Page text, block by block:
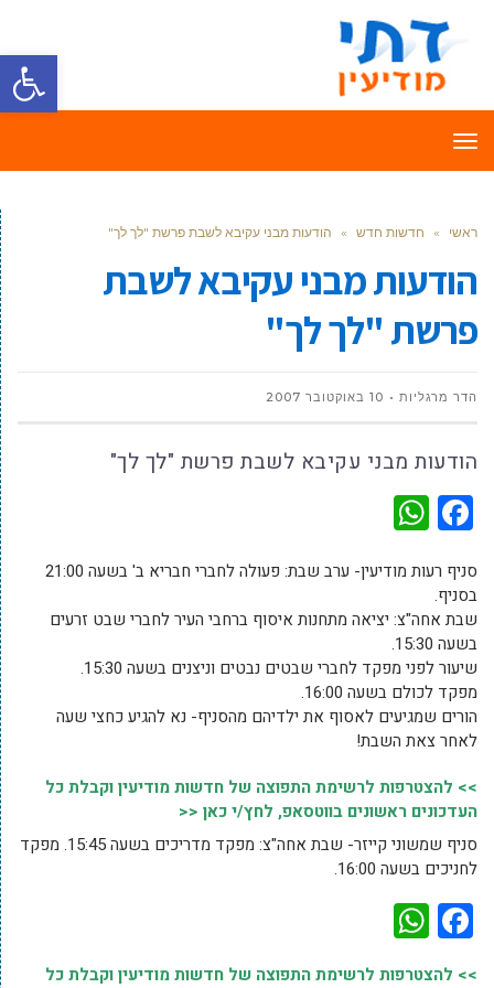
פתח
תפריט
ראשי » חדשות חדש » הודעות מבני עקיבא לשבת פרשת "לך לך"
הודעות מבני עקיבא לשבת
פרשת "לך לך"
הדר מרגליות 10 באוקטובר 2007
הודעות מבני עקיבא לשבת פרשת "לך לך"
Facebook
סניף רעות מודיעין- ערב שבת: פעולה לחברי חבריא ב' בשעה 21:00
בסניף.
שבת אחה"צ: יציאה מתחנות איסוף ברחבי העיר לחברי שבט זרעים
בשעה 15:30.
שיעור לפני מפקד לחברי שבטים נבטים וניצנים בשעה 15:30.
מפקד לכולם בשעה 16:00.
הורים שמגיעים לאסוף את ילדיהם מהסניף- נא להגיע כחצי שעה
לאחר צאת השבת!
>> להצטרפות לרשימת התפוצה של חדשות מודיעין וקבלת כל
העדכונים ראשונים בווטסאפ, לחץ/י כאן <<
סניף שמשוני קייזר- שבת אחה"צ: מפקד מדריכים בשעה 15:45. מפקד
לחניכים בשעה 16:00.
Facebook
>> להצטרפות לרשימת התפוצה של חדשות מודיעין וקבלת כל